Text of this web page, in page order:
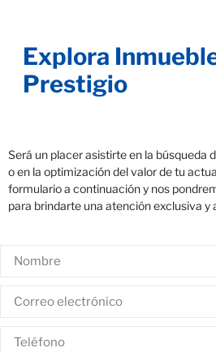
Explora
Prestigio
Será un placer asistirte en la búsqueda
o en la optimización del valor de tu
formulario a continuación y nos
para brindarte una atención exclusiva y